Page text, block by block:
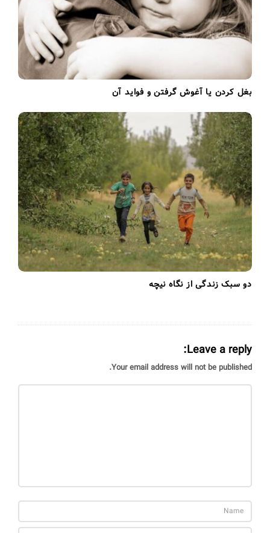
بغل کردن یا آغوش گرفتن و فواید آن
دو سبک زندگی از نگاه نیچه
Leave a reply:
Your email address will not be published.